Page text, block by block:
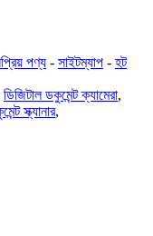
পণ্য - সাইটম্যাপ - হট
ডিজিটাল ডকুমেন্ট ক্যামেরা,
স্ক্যানার,